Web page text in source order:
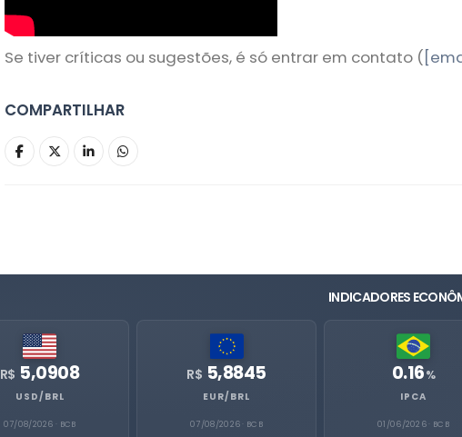
Se tiver críticas ou sugestões, é só entrar em contato (
COMPARTILHAR
INDICADORES
R$ 5,0908
USD/BRL
07/08/2026 · BCB
R$ 5,8845
EUR/BRL
07/08/2026 · BCB
0.16%
IPCA
01/06/2026 · BCB